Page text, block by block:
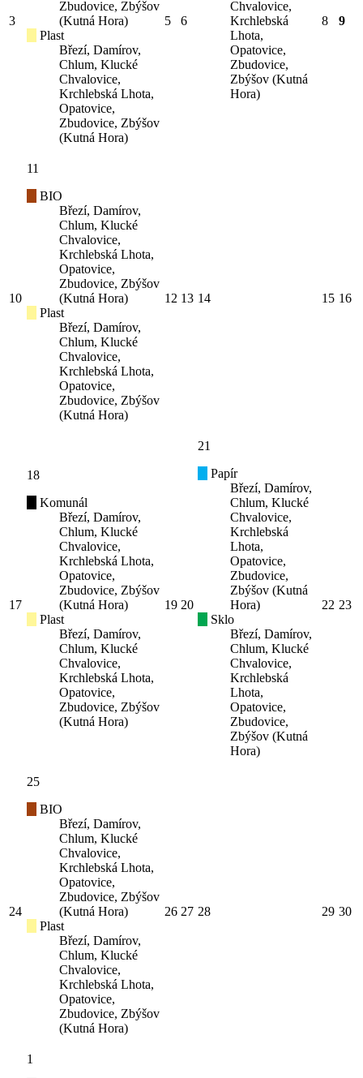
3
Zbudovice, Zbýšov
(Kutná Hora)
Plast
Březí, Damírov,
Chlum, Klucké
Chvalovice,
Krchlebská Lhota,
Opatovice,
Zbudovice, Zbýšov
(Kutná Hora)
5 6
Chvalovice,
Krchlebská
Lhota,
Opatovice,
Zbudovice,
Zbýšov (Kutná
Hora)
8 9
10
11
BIO
Březí, Damírov,
Chlum, Klucké
Chvalovice,
Krchlebská Lhota,
Opatovice,
Zbudovice, Zbýšov
(Kutná Hora)
Plast
Březí, Damírov,
Chlum, Klucké
Chvalovice,
Krchlebská Lhota,
Opatovice,
Zbudovice, Zbýšov
(Kutná Hora)
12 13 14 15 16
17
18
Komunál
Březí, Damírov,
Chlum, Klucké
Chvalovice,
Krchlebská Lhota,
Opatovice,
Zbudovice, Zbýšov
(Kutná Hora)
Plast
Březí, Damírov,
Chlum, Klucké
Chvalovice,
Krchlebská Lhota,
Opatovice,
Zbudovice, Zbýšov
(Kutná Hora)
19 20
21
Papír
Březí, Damírov,
Chlum, Klucké
Chvalovice,
Krchlebská
Lhota,
Opatovice,
Zbudovice,
Zbýšov (Kutná
Hora)
Sklo
Březí, Damírov,
Chlum, Klucké
Chvalovice,
Krchlebská
Lhota,
Opatovice,
Zbudovice,
Zbýšov (Kutná
Hora)
22 23
24
25
BIO
Březí, Damírov,
Chlum, Klucké
Chvalovice,
Krchlebská Lhota,
Opatovice,
Zbudovice, Zbýšov
(Kutná Hora)
Plast
Březí, Damírov,
Chlum, Klucké
Chvalovice,
Krchlebská Lhota,
Opatovice,
Zbudovice, Zbýšov
(Kutná Hora)
26 27 28 29 30
1